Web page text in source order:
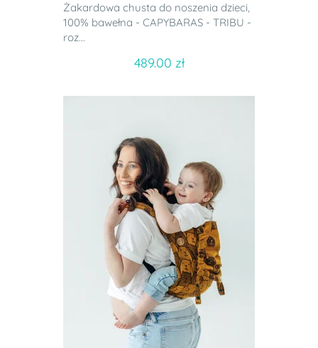
Żakardowa chusta do noszenia dzieci,
100% bawełna - CAPYBARAS - TRIBU -
roz...
489.00 zł